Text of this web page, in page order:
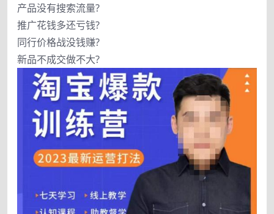
产品没有搜索流量?
推广花钱多还亏钱?
同行价格战没钱赚?
新品不成交做不大?